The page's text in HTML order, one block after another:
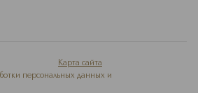
Карта сайта
персональных данных и